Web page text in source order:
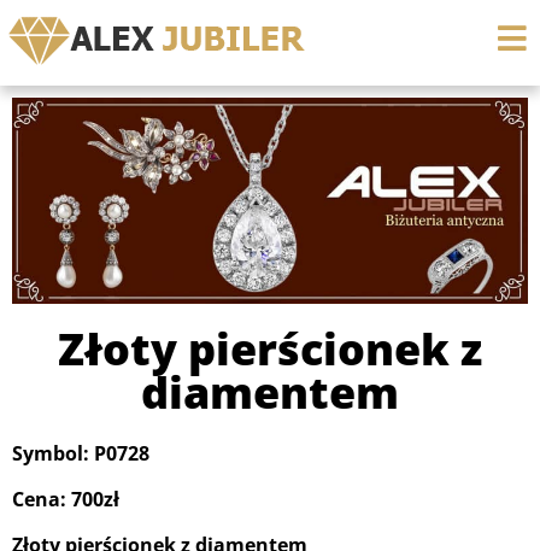
Złoty pierścionek z
diamentem
Symbol: P0728
Cena: 700zł
Złoty pierścionek z diamentem